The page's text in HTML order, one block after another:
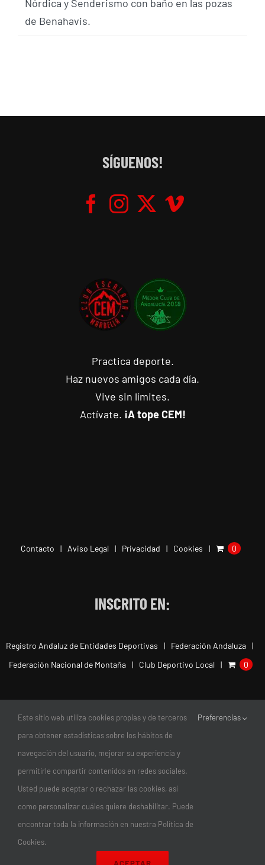
Nórdica y Senderismo con baño en las pozas
de Benahavis.
SÍGUENOS!
Practica deporte.
Haz nuevos amigos cada día.
Vive sin límites.
Actívate. ¡A tope CEM!
Contacto Aviso Legal Privacidad Cookies 0
INSCRITO EN:
Registro Andaluz de Entidades Deportivas
Federación Andaluza
Federación Nacional de Montaña
Club Deportivo Local 0
© Copyright 2011-2026 |
Este sitio web utiliza cookies propias y de terceros
para obtener estadísticas sobre los hábitos de
navegación del usuario, mejorar su experiencia y
permitirle compartir contenidos en redes sociales.
Usted puede aceptar o rechazar las cookies, así
como personalizar cuáles quiere deshabilitar. Puede
encontrar toda la información en nuestra Política de
Cookies.
Preferencias